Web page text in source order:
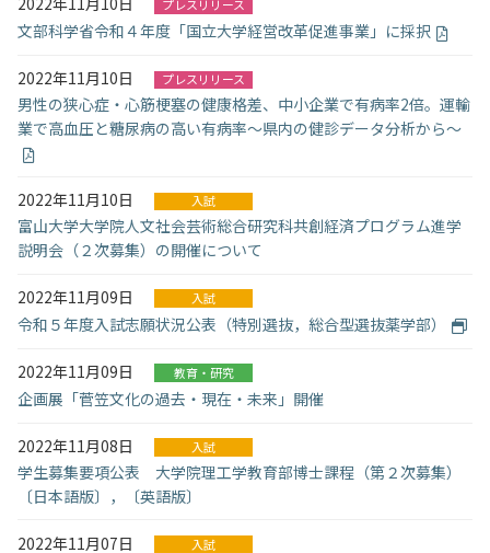
大学紹介
学部・大学院・施設
入試情報
教育・学生支援
研究・産学官連携
国際交流・留学
プレスリリース
文部科学省令和４年度「国立大学経営改革促進事業」に採択
2022年11月10日 プレスリリース
男性の狭心症・心筋梗塞の健康格差、中小企業で有病率2倍。運輸
業で高血圧と糖尿病の高い有病率～県内の健診データ分析から～
2022年11月10日 入試
富山大学大学院人文社会芸術総合研究科共創経済プログラム進学
説明会（２次募集）の開催について
2022年11月09日 入試
令和５年度入試志願状況公表（特別選抜，総合型選抜薬学部）
2022年11月09日 教育・研究
企画展「菅笠文化の過去・現在・未来」開催
2022年11月08日 入試
学生募集要項公表 大学院理工学教育部博士課程（第２次募集）
〔日本語版〕，〔英語版〕
2022年11月07日 入試